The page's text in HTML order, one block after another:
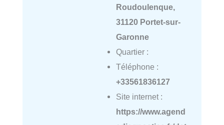
Roudoulenque,
31120 Portet-sur-
Garonne
Quartier :
Téléphone :
+33561836127
Site internet :
https://www.agend